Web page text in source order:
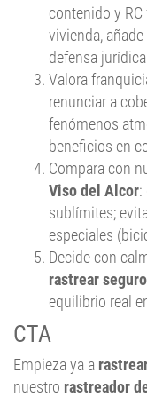
contenido y
vivienda,
defensa
Valora
renunciar a
fenómenos
beneficios en
Compara con
Viso del Alcor:
sublímites;
especiales
Decide con
rastrear
equilibrio real
CTA
Empieza ya a
nuestro rastreador